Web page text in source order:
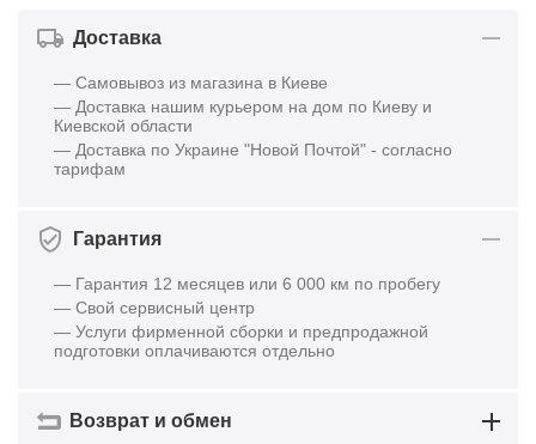
Доставка
— Самовывоз из магазина в Киеве
— Доставка нашим курьером на дом по Киеву и
Киевской области
— Доставка по Украине "Новой Почтой" - согласно
тарифам
Гарантия
— Гарантия 12 месяцев или 6 000 км по пробегу
— Свой сервисный центр
— Услуги фирменной сборки и предпродажной
подготовки оплачиваются отдельно
Возврат и обмен